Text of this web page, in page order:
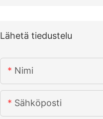
Lähetä tiedustelu
Nimi
Sähköposti